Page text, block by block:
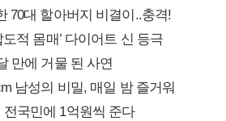
70대 할아버지 비결이..충격!
적 몸매’ 다이어트 신 등극
만에 거물 된 사연
남성의 비밀, 매일 밤 즐거워
국민에 1억원씩 준다